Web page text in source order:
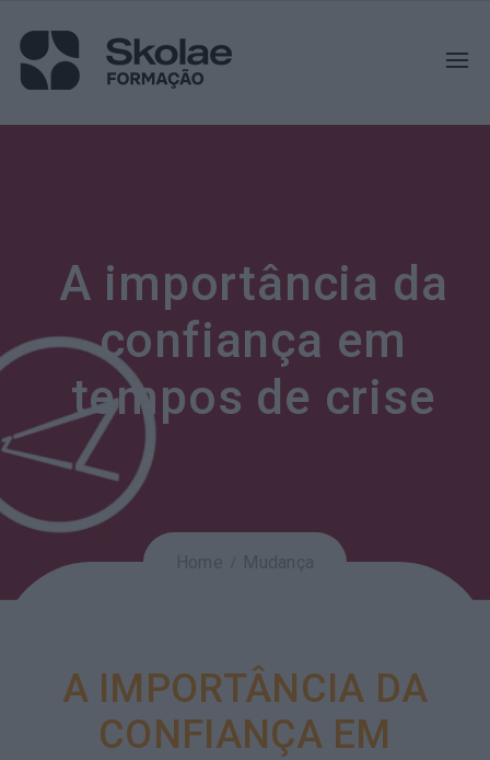
A importância da
confiança em
tempos de crise
A IMPORTÂNCIA DA
CONFIANÇA EM